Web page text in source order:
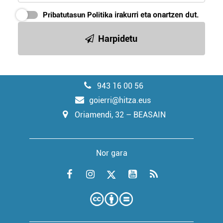
Pribatutasun Politika irakurri eta onartzen dut.
Harpidetu
943 16 00 56
goierri@hitza.eus
Oriamendi, 32 – BEASAIN
Nor gara